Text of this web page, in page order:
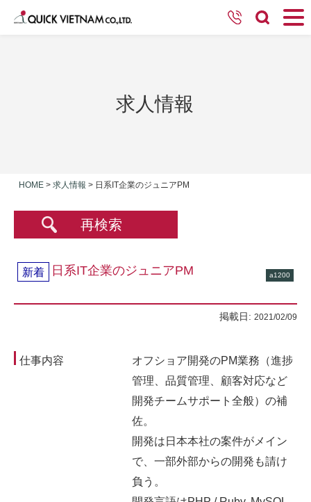
求人情報
HOME > 求人情報 > 日系IT企業のジュニアPM
再検索
新着 日系IT企業のジュニアPM a1200
掲載日: 2021/02/09
仕事内容
オフショア開発のPM業務（進捗
管理、品質管理、顧客対応など
開発チームサポート全般）の補
佐。
開発は日本本社の案件がメイン
で、一部外部からの開発も請け
負う。